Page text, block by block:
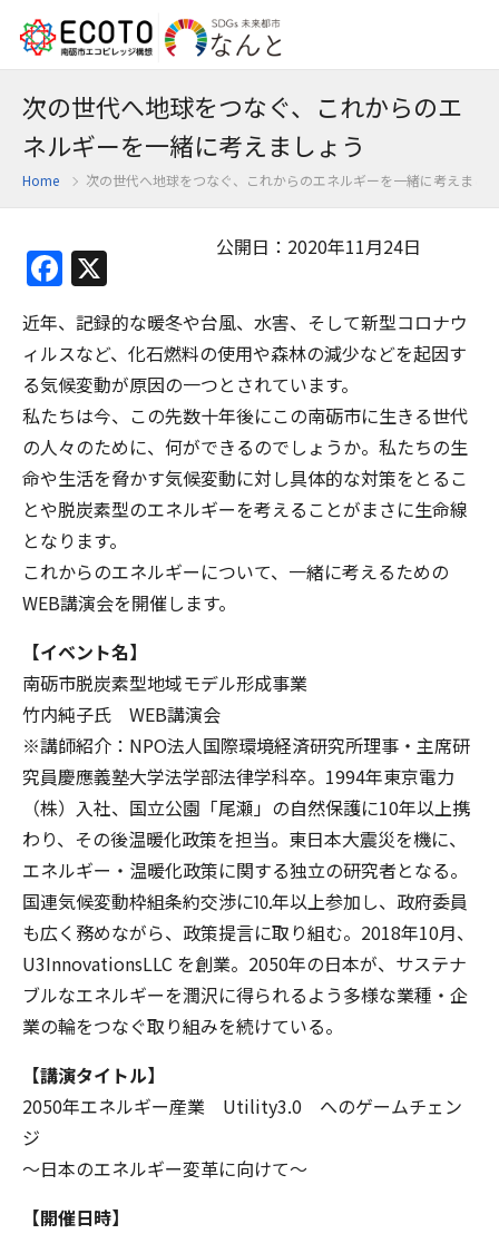
次の世代へ地球をつなぐ、これからのエ
ネルギーを一緒に考えましょう
Home 次の世代へ地球をつなぐ、これからのエネルギーを一緒に考えまし
公開日：2020年11月24日
Facebook
近年、記録的な暖冬や台風、水害、そして新型コロナウ
ィルスなど、化石燃料の使用や森林の減少などを起因す
る気候変動が原因の一つとされています。
私たちは今、この先数十年後にこの南砺市に生きる世代
の人々のために、何ができるのでしょうか。私たちの生
命や生活を脅かす気候変動に対し具体的な対策をとるこ
とや脱炭素型のエネルギーを考えることがまさに生命線
となります。
これからのエネルギーについて、一緒に考えるための
WEB講演会を開催します。
【イベント名】
南砺市脱炭素型地域モデル形成事業
竹内純子氏 WEB講演会
※講師紹介：NPO法人国際環境経済研究所理事・主席研
究員慶應義塾大学法学部法律学科卒。1994年東京電力
（株）入社、国立公園「尾瀬」の自然保護に10年以上携
わり、その後温暖化政策を担当。東日本大震災を機に、
エネルギー・温暖化政策に関する独立の研究者となる。
国連気候変動枠組条約交渉に⒑年以上参加し、政府委員
も広く務めながら、政策提言に取り組む。2018年10月、
U3InnovationsLLC を創業。2050年の日本が、サステナ
ブルなエネルギーを潤沢に得られるよう多様な業種・企
業の輪をつなぐ取り組みを続けている。
【講演タイトル】
2050年エネルギー産業 Utility3.0 へのゲームチェン
ジ
～日本のエネルギー変革に向けて～
【開催日時】